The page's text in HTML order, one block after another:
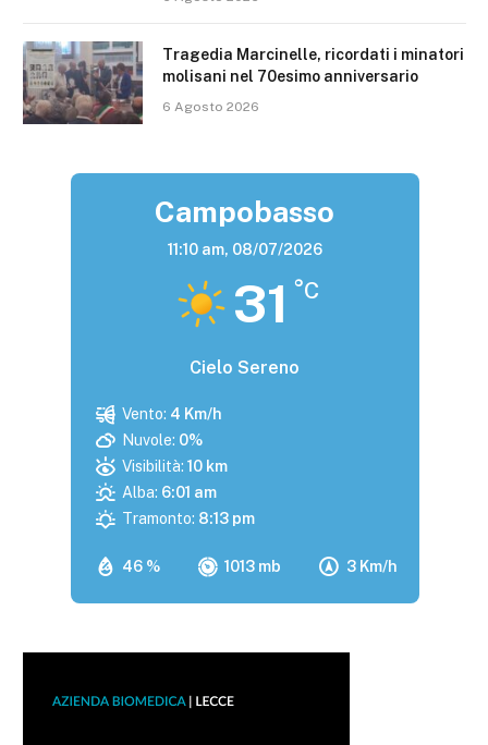
Tragedia Marcinelle, ricordati i minatori
molisani nel 70esimo anniversario
6 Agosto 2026
Campobasso
11:10 am, 08/07/2026
31 °C
Cielo Sereno
46 % 1013 mb 3 Km/h
Vento: 4 Km/h
Nuvole: 0%
Visibilità: 10 km
Alba: 6:01 am
Tramonto: 8:13 pm